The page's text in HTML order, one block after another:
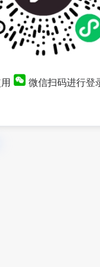
微信扫码进行登